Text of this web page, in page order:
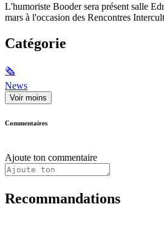
L'humoriste Booder sera présent salle
mars à l'occasion des Rencontres
Catégorie
🗞
News
Voir moins
Commentaires
Ajoute ton commentaire
Recommandations